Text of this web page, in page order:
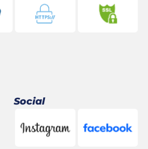
Social